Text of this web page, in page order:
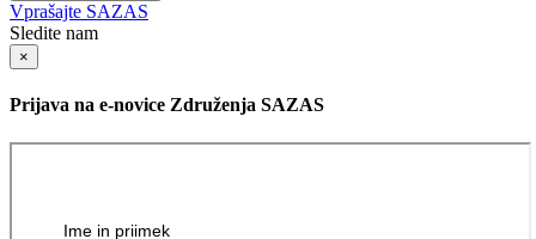
Vprašajte SAZAS
Sledite nam
×
Prijava na e-novice Združenja SAZAS